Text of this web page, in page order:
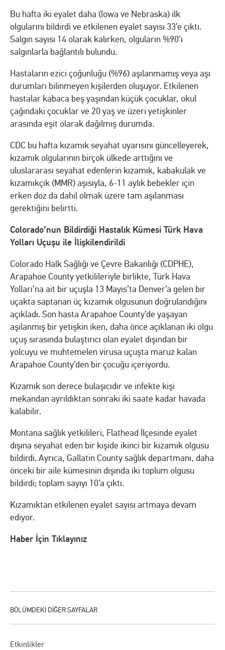
Etkinlikler
Bu hafta iki eyalet daha (Iowa ve Nebraska) ilk
olgularını bildirdi ve etkilenen eyalet sayısı 33’e çıktı.
Salgın sayısı 14 olarak kalırken, olguların %90’ı
salgınlarla bağlantılı bulundu.
Hastaların ezici çoğunluğu (%96) aşılanmamış veya aşı
durumları bilinmeyen kişilerden oluşuyor. Etkilenen
hastalar kabaca beş yaşından küçük çocuklar, okul
çağındaki çocuklar ve 20 yaş ve üzeri yetişkinler
arasında eşit olarak dağılmış durumda.
CDC bu hafta kızamık seyahat uyarısını güncelleyerek,
kızamık olgularının birçok ülkede arttığını ve
uluslararası seyahat edenlerin kızamık, kabakulak ve
kızamıkçık (MMR) aşısıyla, 6-11 aylık bebekler için
erken doz da dahil olmak üzere tam aşılanması
gerektiğini belirtti.
Colorado’nun Bildirdiği Hastalık Kümesi Türk Hava
Yolları Uçuşu ile İlişkilendirildi
Colorado Halk Sağlığı ve Çevre Bakanlığı (CDPHE),
Arapahoe County yetkilileriyle birlikte, Türk Hava
Yolları’na ait bir uçuşla 13 Mayıs’ta Denver’a gelen bir
uçakta saptanan üç kızamık olgusunun doğrulandığını
açıkladı. Son hasta Arapahoe County’de yaşayan
aşılanmış bir yetişkin iken, daha önce açıklanan iki olgu
uçuş sırasında bulaştırıcı olan eyalet dışından bir
yolcuyu ve muhtemelen virusa uçuşta maruz kalan
Arapahoe County’den bir çocuğu içeriyordu.
Kızamık son derece bulaşıcıdır ve infekte kişi
mekandan ayrıldıktan sonraki iki saate kadar havada
kalabilir.
Montana sağlık yetkilileri, Flathead İlçesinde eyalet
dışına seyahat eden bir kişide ikinci bir kızamık olgusu
bildirdi. Ayrıca, Gallatin County sağlık departmanı, daha
önceki bir aile kümesinin dışında iki toplum olgusu
bildirdi; toplam sayıyı 10’a çıktı.
Kızamıktan etkilenen eyalet sayısı artmaya devam
ediyor.
Haber İçin Tıklayınız